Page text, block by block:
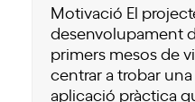
Motivació El
desenvolupament
primers mesos de
centrar a trobar una
aplicació pràctica